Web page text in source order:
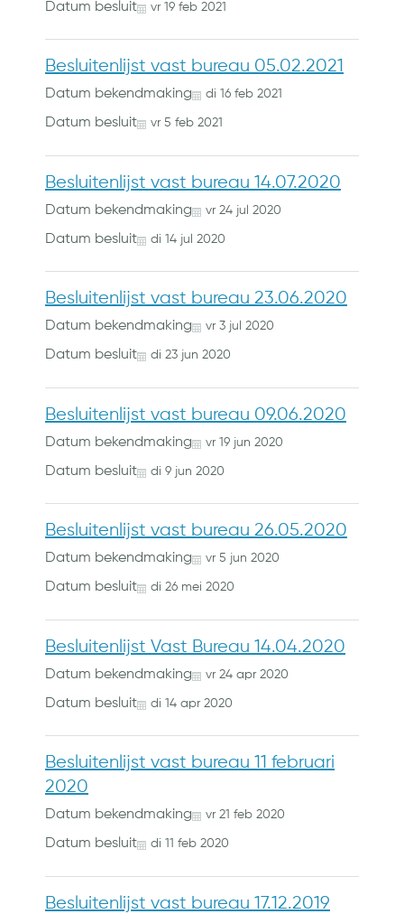
Datum besluit vr 19 feb 2021
Besluitenlijst vast bureau 05.02.2021
Datum bekendmaking di 16 feb 2021
Datum besluit vr 5 feb 2021
Besluitenlijst vast bureau 14.07.2020
Datum bekendmaking vr 24 jul 2020
Datum besluit di 14 jul 2020
Besluitenlijst vast bureau 23.06.2020
Datum bekendmaking vr 3 jul 2020
Datum besluit di 23 jun 2020
Besluitenlijst vast bureau 09.06.2020
Datum bekendmaking vr 19 jun 2020
Datum besluit di 9 jun 2020
Besluitenlijst vast bureau 26.05.2020
Datum bekendmaking vr 5 jun 2020
Datum besluit di 26 mei 2020
Besluitenlijst Vast Bureau 14.04.2020
Datum bekendmaking vr 24 apr 2020
Datum besluit di 14 apr 2020
Besluitenlijst vast bureau 11 februari
2020
Datum bekendmaking vr 21 feb 2020
Datum besluit di feb 2020
Besluitenlijst vast bureau 17.12.2019